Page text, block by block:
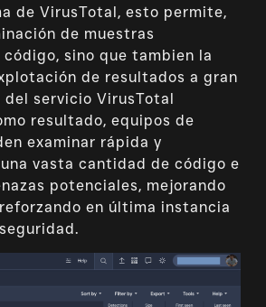
de VirusTotal, esto permite,
de muestras
sino que tambien la
de resultados a gran
del servicio VirusTotal
resultado, equipos de
examinar rápida y
vasta cantidad de código e
potenciales, mejorando
en última instancia